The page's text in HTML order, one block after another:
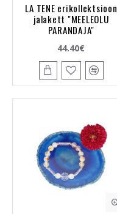
LA TENE erikollektsioon
jalakett "MEELEOLU
PARANDAJA"
44.40€